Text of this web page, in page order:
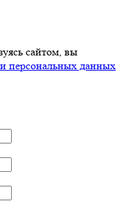
сайтом, вы
персональных данных